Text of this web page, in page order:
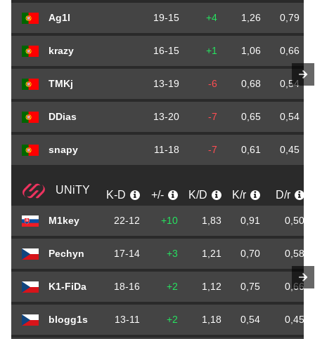
Ag1l 19-15 +4 1,26 0,79
krazy 16-15 +1 1,06 0,66
TMKj 13-19 -6 0,68 0,54
DDias 13-20 -7 0,65 0,54
snapy 11-18 -7 0,61 0,45
UNiTY K-D +/- K/D K/r D/r
M1key 22-12 +10 1,83 0,91 0,50
Pechyn 17-14 +3 1,21 0,70 0,58
K1-FiDa 18-16 +2 1,12 0,75 0,66
blogg1s 13-11 +2 1,18 0,54 0,45